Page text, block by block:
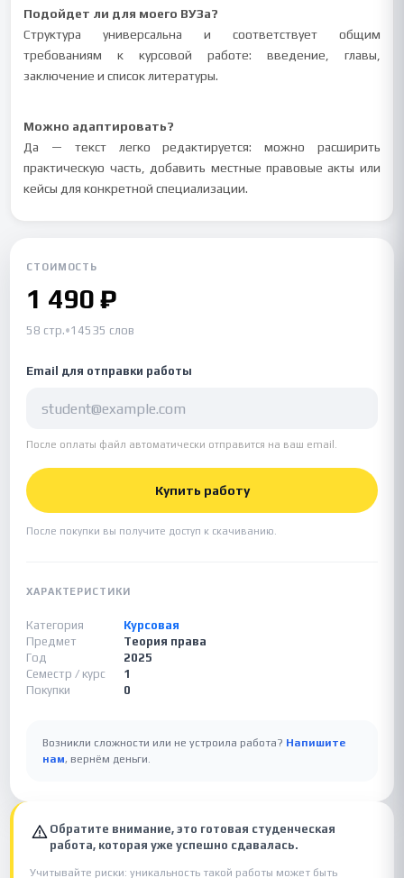
Подойдет ли для моего ВУЗа?
Структура универсальна и соответствует общим
требованиям к курсовой работе: введение, главы,
заключение и список литературы.
Можно адаптировать?
Да — текст легко редактируется: можно расширить
практическую часть, добавить местные правовые акты или
кейсы для конкретной специализации.
СТОИМОСТЬ
1 490 ₽
58 стр.•14535 слов
Email для отправки работы
После оплаты файл автоматически отправится на ваш email.
Купить работу
После покупки вы получите доступ к скачиванию.
ХАРАКТЕРИСТИКИ
Категория
Курсовая
Предмет
Теория права
Год
2025
Семестр / курс
1
Покупки
0
Возникли сложности или не устроила работа? Напишите
нам, вернём деньги.
Обратите внимание, это готовая студенческая
работа, которая уже успешно сдавалась.
Учитывайте риски: уникальность такой работы может быть